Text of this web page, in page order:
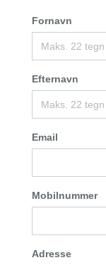
Fornavn
Efternavn
Email
Mobilnummer
Adresse